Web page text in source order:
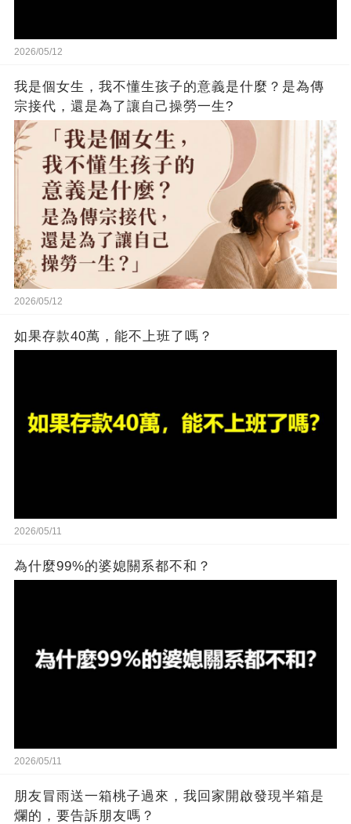
2026/05/12
我是個女生，我不懂生孩子的意義是什麼？是為傳
宗接代，還是為了讓自己操勞一生?
2026/05/12
如果存款40萬，能不上班了嗎？
2026/05/11
為什麼99%的婆媳關系都不和？
2026/05/11
朋友冒雨送一箱桃子過來，我回家開啟發現半箱是
爛的，要告訴朋友嗎？